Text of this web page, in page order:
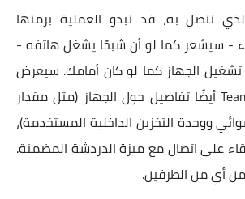
تتصل به، قد تبدو العملية برمتها
سيشعر كما لو أن شبحًا يشغل هاتفه -
الجهاز كما لو كان أمامك. سيعرض
لك تطبيق TeamViewer أيضًا تفاصيل حول الجهاز (مثل مقدار
ووحدة التخزين الداخلية المستخدمة)،
على اتصال مع ميزة الدردشة المضمنة.
أي من الطرفين.